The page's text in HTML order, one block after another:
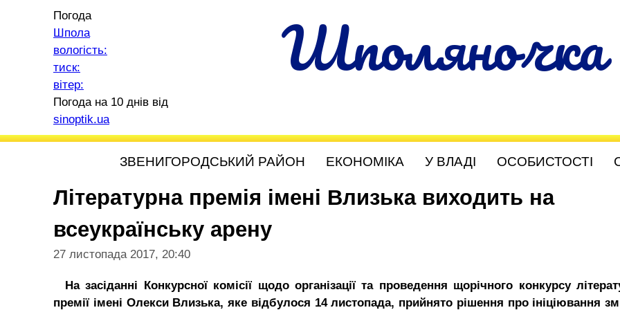
Шполяночка
Погода
Шпола
вологість:
тиск:
вітер:
Погода на 10 днів від
sinoptik.ua
ЗВЕНИГОРОДСЬКИЙ РАЙОН ЕКОНОМІКА У ВЛАДІ ОСОБИСТОСТІ
Літературна премія імені Влизька виходить на
всеукраїнську арену
27 листопада 2017, 20:40
На засіданні Конкурсної комісії щодо організації та проведення щорічного конкурсу
премії імені Олекси Влизька, яке відбулося 14 листопада, прийнято рішення про ініціювання